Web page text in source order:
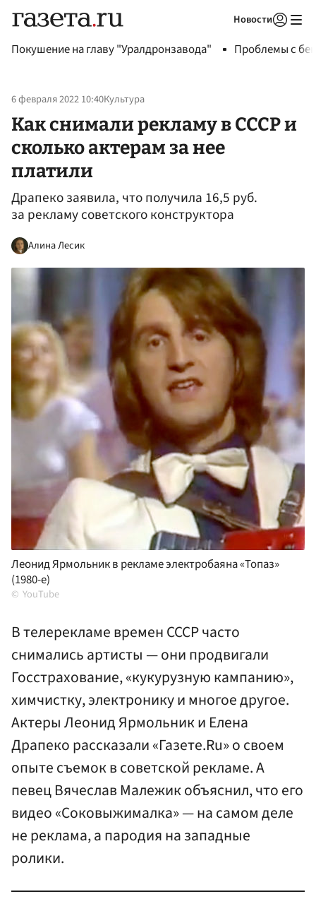
Новости
Покушение на главу "Уралдронзавода" Проблемы с
6 февраля 2022 10:40Культура
Как снимали рекламу в СССР и
сколько актерам за нее
платили
Драпеко заявила, что получила 16,5 руб.
за рекламу советского конструктора
Алина Лесик
Леонид Ярмольник в рекламе электробаяна «Топаз»
(1980-е)
YouTube
В телерекламе времен СССР часто
снимались артисты — они продвигали
Госстрахование, «кукурузную кампанию»,
химчистку, электронику и многое другое.
Актеры Леонид Ярмольник и Елена
Драпеко рассказали «Газете.Ru» о своем
опыте съемок в советской рекламе. А
певец Вячеслав Малежик объяснил, что его
видео «Соковыжималка» — на самом деле
не реклама, а пародия на западные
ролики.